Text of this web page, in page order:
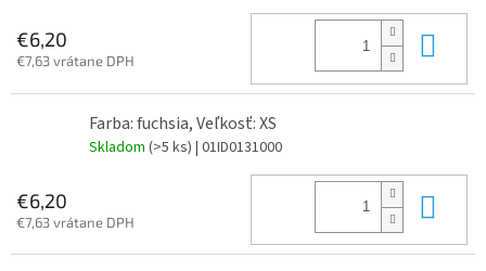
€6,20
€7,63 vrátane DPH
Farba: fuchsia, Veľkosť: XS
Skladom (>5 ks) | 01ID0131000
€6,20
€7,63 vrátane DPH